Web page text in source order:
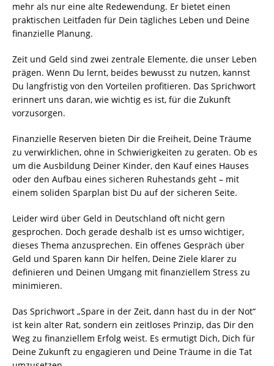
mehr als nur eine alte Redewendung. Er bietet einen
praktischen Leitfaden für Dein tägliches Leben und Deine
finanzielle Planung.
Zeit und Geld sind zwei zentrale Elemente, die unser Leben
prägen. Wenn Du lernt, beides bewusst zu nutzen, kannst
Du langfristig von den Vorteilen profitieren. Das Sprichwort
erinnert uns daran, wie wichtig es ist, für die Zukunft
vorzusorgen.
Finanzielle Reserven bieten Dir die Freiheit, Deine Träume
zu verwirklichen, ohne in Schwierigkeiten zu geraten. Ob es
um die Ausbildung Deiner Kinder, den Kauf eines Hauses
oder den Aufbau eines sicheren Ruhestands geht – mit
einem soliden Sparplan bist Du auf der sicheren Seite.
Leider wird über Geld in Deutschland oft nicht gern
gesprochen. Doch gerade deshalb ist es umso wichtiger,
dieses Thema anzusprechen. Ein offenes Gespräch über
Geld und Sparen kann Dir helfen, Deine Ziele klarer zu
definieren und Deinen Umgang mit finanziellem Stress zu
minimieren.
Das Sprichwort „Spare in der Zeit, dann hast du in der Not“
ist kein alter Rat, sondern ein zeitloses Prinzip, das Dir den
Weg zu finanziellem Erfolg weist. Es ermutigt Dich, Dich für
Deine Zukunft zu engagieren und Deine Träume in die Tat